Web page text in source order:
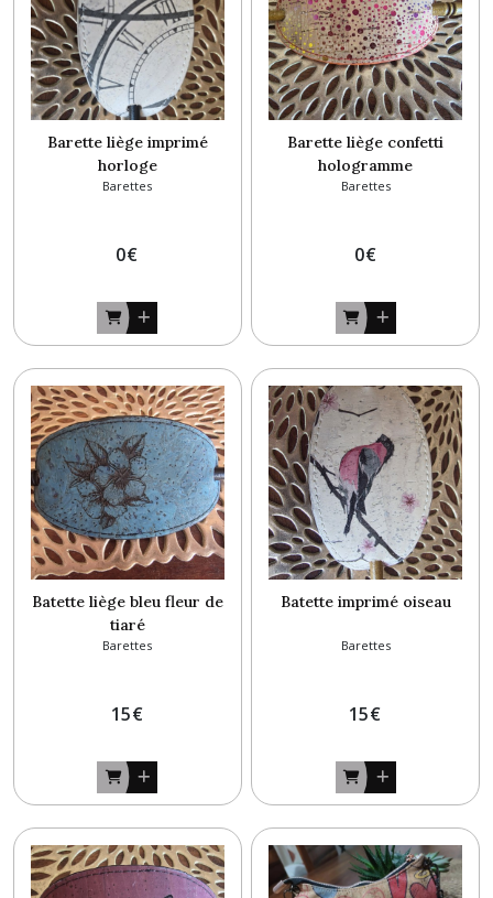
Barette liège imprimé
horloge
Barettes
0€
Barette liège confetti
hologramme
Barettes
0€
Batette liège bleu fleur de
tiaré
Barettes
15€
Batette imprimé oiseau
Barettes
15€
Afficher
résultats